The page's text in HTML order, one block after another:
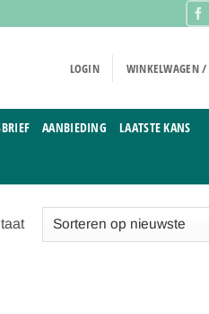
LOGIN WINKELWAGEN /
AANBIEDING LAATSTE KANS